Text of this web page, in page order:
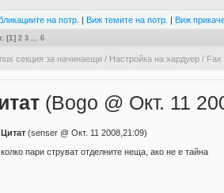
на потр. | Виж темите на потр. | Виж
[1] 2 3 6
секция за начинаещи/ Настройка на хардуер/ Fax
(Bogo @ Окт. 11
Цитат(senser @ Окт. 11 2008,21:09)
колко пари струват отделните неща, ако не е тайна